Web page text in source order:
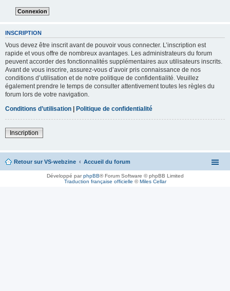
INSCRIPTION
Vous devez être inscrit avant de pouvoir vous connecter. L’inscription est
rapide et vous offre de nombreux avantages. Les administrateurs du forum
peuvent accorder des fonctionnalités supplémentaires aux utilisateurs inscrits.
Avant de vous inscrire, assurez-vous d’avoir pris connaissance de nos
conditions d’utilisation et de notre politique de confidentialité. Veuillez
également prendre le temps de consulter attentivement toutes les règles du
forum lors de votre navigation.
Conditions d’utilisation | Politique de confidentialité
Inscription
Retour sur VS-webzine Accueil du forum
Développé parphpBB® Forum Software © phpBB Limited
Traduction française officielle ©Miles Cellar